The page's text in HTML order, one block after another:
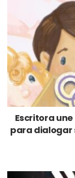
Escritora
para dialogar